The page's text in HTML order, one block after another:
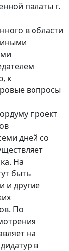
палаты г.
в области
иными
к
вопросы
проект
дней со
На
быть
и другие
По
на
в